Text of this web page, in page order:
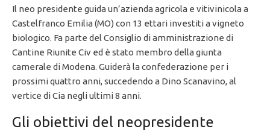
Il neo presidente guida un’azienda agricola e vitivinicola a
Castelfranco Emilia (MO) con 13 ettari investiti a vigneto
biologico. Fa parte del Consiglio di amministrazione di
Cantine Riunite Civ ed è stato membro della giunta
camerale di Modena. Guiderà la confederazione per i
prossimi quattro anni, succedendo a Dino Scanavino, al
vertice di Cia negli ultimi 8 anni.
Gli obiettivi del neopresidente